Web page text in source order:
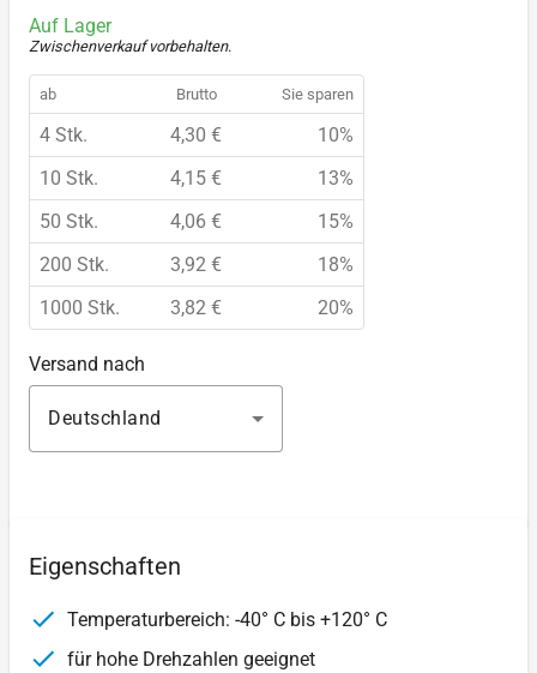
Auf Lager
Zwischenverkauf vorbehalten.
ab Brutto Sie sparen
4 Stk. 4,30 €
10%
10 Stk.
4,15 €
13%
50 Stk.
4,06 €
15%
200 Stk.
3,92 €
18%
1000 Stk.
3,82 € 20%
Versand nach
Deutschland
Eigenschaften
Temperaturbereich: -40° C bis +120° C
für hohe Drehzahlen geeignet